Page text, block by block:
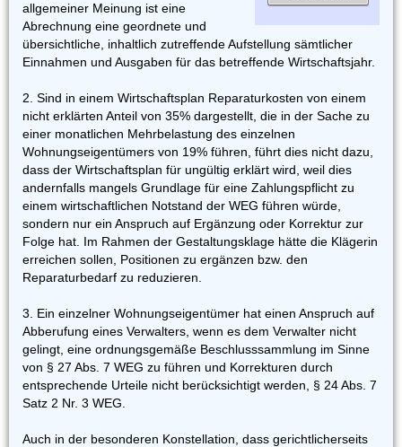
allgemeiner Meinung ist eine
Abrechnung eine geordnete und
übersichtliche, inhaltlich zutreffende Aufstellung sämtlicher
Einnahmen und Ausgaben für das betreffende Wirtschaftsjahr.
2. Sind in einem Wirtschaftsplan Reparaturkosten von einem
nicht erklärten Anteil von 35% dargestellt, die in der Sache zu
einer monatlichen Mehrbelastung des einzelnen
Wohnungseigentümers von 19% führen, führt dies nicht dazu,
dass der Wirtschaftsplan für ungültig erklärt wird, weil dies
andernfalls mangels Grundlage für eine Zahlungspflicht zu
einem wirtschaftlichen Notstand der WEG führen würde,
sondern nur ein Anspruch auf Ergänzung oder Korrektur zur
Folge hat. Im Rahmen der Gestaltungsklage hätte die Klägerin
erreichen sollen, Positionen zu ergänzen bzw. den
Reparaturbedarf zu reduzieren.
3. Ein einzelner Wohnungseigentümer hat einen Anspruch auf
Abberufung eines Verwalters, wenn es dem Verwalter nicht
gelingt, eine ordnungsgemäße Beschlusssammlung im Sinne
von § 27 Abs. 7 WEG zu führen und Korrekturen durch
entsprechende Urteile nicht berücksichtigt werden, § 24 Abs. 7
Satz 2 Nr. 3 WEG.
Auch in der besonderen Konstellation, dass gerichtlicherseits